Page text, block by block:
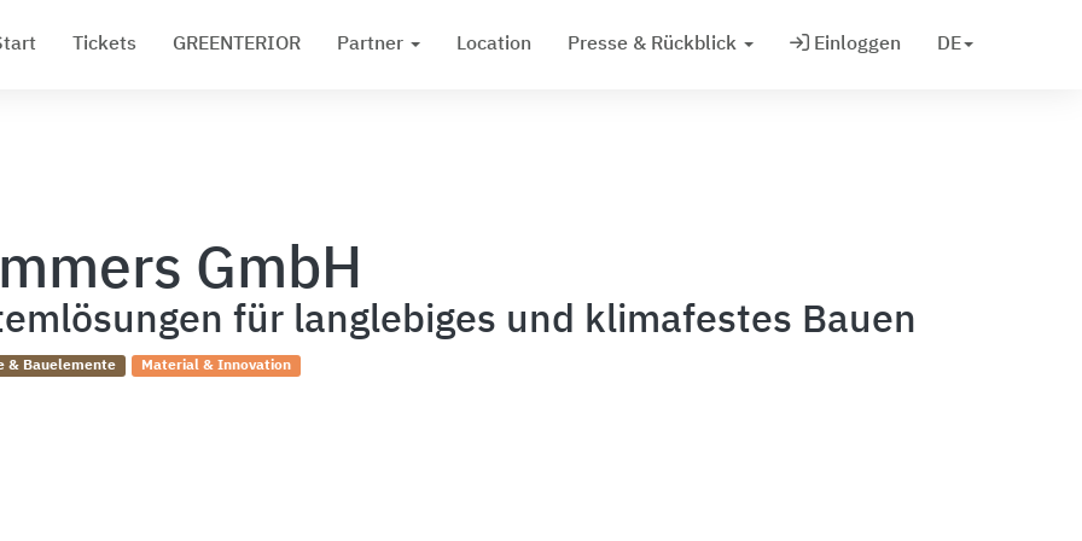
Tickets GREENTERIOR Partner Location Presse & Rückblick Einloggen DE
GmbH
für langlebiges und klimafestes Bauen
& Bauelemente Material & Innovation